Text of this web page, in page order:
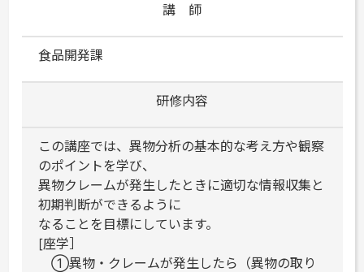
講 師
食品開発課
研修内容
この講座では、異物分析の基本的な考え方や観察
のポイントを学び、
異物クレームが発生したときに適切な情報収集と
初期判断ができるように
なることを目標にしています。
[座学］
①異物・クレームが発生したら（異物の取り